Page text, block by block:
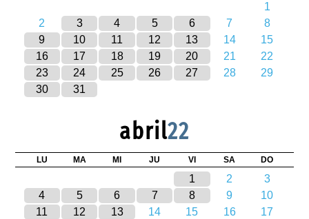
1
2
3 4 5 6 7
8
9
10 11 12 13 14
15
16
17 18 19 20 21
22
23
24 25 26 27 28
29
30
31
abril22
LU MA MI JU VI SA DO
1 2
3
4
5 6 7 8 9
10
11
12 13 14 15 16
17